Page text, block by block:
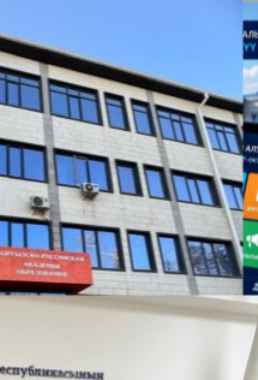
ВВЕДЕНА
31.07.2026
Абитуриент
БИШКЕКСКИЙ
17.07.2026
В Кыргызстане
образовательные
и начального
13.07.2026
КЫРГЫЗКО-
ОБРАЗОВАНИЯ
10.07.2026